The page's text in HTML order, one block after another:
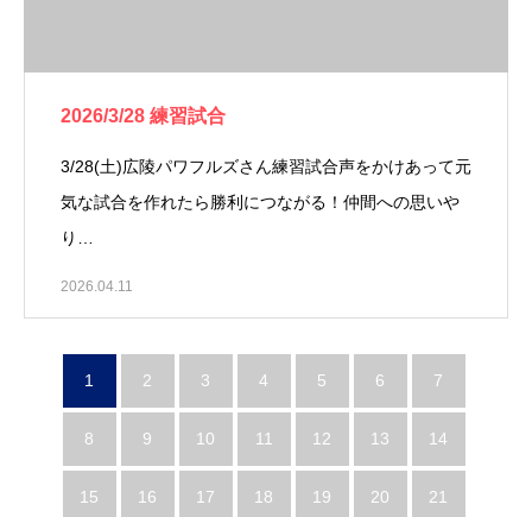
2026/3/28 練習試合
3/28(土)広陵パワフルズさん練習試合⁡声をかけあって元
気な試合を作れたら勝利につながる！仲間への思いや
り…
2026.04.11
1 2 3 4 5 6 7
8 9 10 11 12 13 14
15 16 17 18 19 20 21